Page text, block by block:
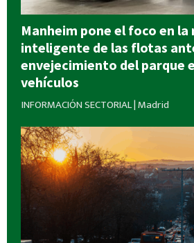
Manheim pone el foco en
inteligente de las flotas
envejecimiento del parque
vehículos
INFORMACIÓN SECTORIAL|Madrid